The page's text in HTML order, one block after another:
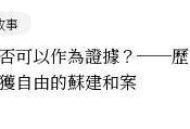
事
可以作為證據？──歷
自由的蘇建和案